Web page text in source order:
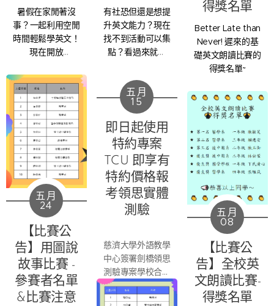
暑假在家閒著沒
事？一起利用空閒
時間輕鬆學英文！
現在開放
大會堂，一起在家
上課，學習英語不
中斷！
有社恐但還是想提
升英文能力？現在
找不到活動可以集
點？看過來就對
線上英文課就是你
的最佳選擇~ 現在
開放TutorABC的1
對4 AI訂製會話課
讓你免費使用：
得獎名單
Better Late than
Never! 遲來的基
礎英文朗讀比賽的
得獎名單~
五月
24
【比賽公
告】用圖說
故事比賽 -
參賽者名單
&比賽注意
五月
15
即日起使用
特約專案
TCU 即享有
特約價格報
考領思實體
測驗
慈濟大學外語教學
中心簽署劍橋領思
測驗專案學校合作
契約，即日起使用
特約專案TCU 即
五月
08
【比賽公
告】全校英
文朗讀比賽-
得獎名單